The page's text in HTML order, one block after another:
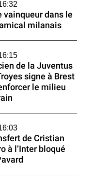
vainqueur dans le
milanais
de la Juventus
signe à Brest
le milieu
de Cristian
à l’Inter bloqué